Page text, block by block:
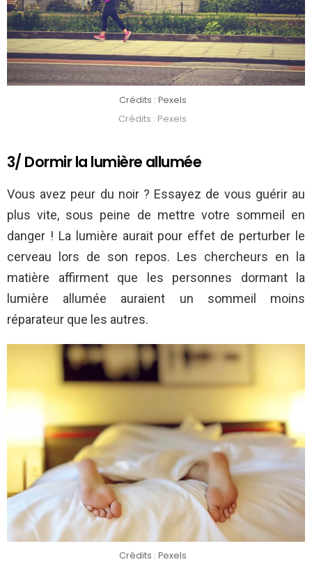
Crédits : Pexels
Crédits : Pexels
3/ Dormir la lumière allumée
Vous avez peur du noir ? Essayez de vous guérir au
plus vite, sous peine de mettre votre sommeil en
danger ! La lumière aurait pour effet de perturber le
cerveau lors de son repos. Les chercheurs en la
matière affirment que les personnes dormant la
lumière allumée auraient un sommeil moins
réparateur que les autres.
Crédits : Pexels